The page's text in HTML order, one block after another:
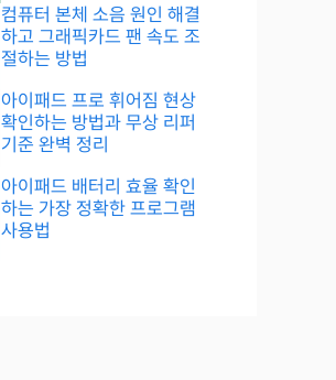
컴퓨터 본체 소음 원인 해결
하고 그래픽카드 팬 속도 조
절하는 방법
아이패드 프로 휘어짐 현상
확인하는 방법과 무상 리퍼
기준 완벽 정리
아이패드 배터리 효율 확인
하는 가장 정확한 프로그램
사용법